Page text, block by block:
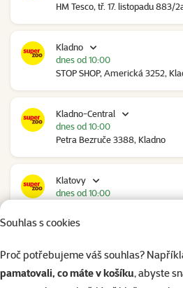
Souhlas s cookies
Proč potřebujeme váš souhlas?
pamatovali, co máte v košíku, abyste
HM Tesco, tř. 17. listopadu 883/
Kladno
STOP SHOP, Americká 3252,
dnes od 10:00
Kladno-Central
Petra Bezruče 3388, Kladno
dnes od 10:00
Klatovy
dnes od 10:00
Polepská 979, Kolín
dnes od 09:00